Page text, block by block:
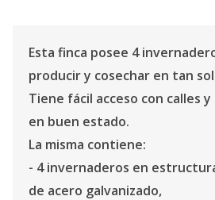
Esta finca posee 4
producir y cosechar en tan
Tiene fácil acceso con calles
en buen estado.
La misma contiene:
- 4 invernaderos en
de acero galvanizado,